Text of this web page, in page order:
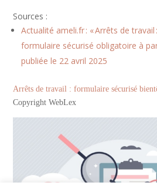
Sources :
Actualité ameli.fr : « Arrêts de travail
formulaire sécurisé obligatoire à
publiée le 22 avril 2025
Arrêts de travail : formulaire sécurisé
Copyright WebLex